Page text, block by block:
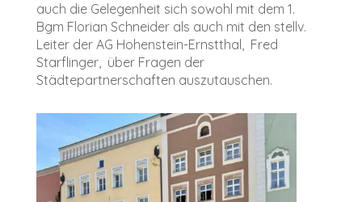
auch die Gelegenheit sich sowohl mit dem 1.
Bgm Florian Schneiderals auch mit den stellv.
Leiter der AG Hohenstein-Ernstthal, Fred
Starflinger, über Fragen der
Städtepartnerschaften auszutauschen.